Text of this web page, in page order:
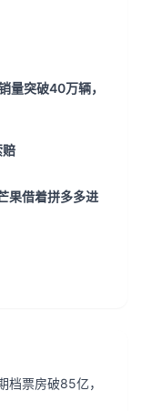
量突破40万辆，
赔
果借着拼多多进
票房破85亿，